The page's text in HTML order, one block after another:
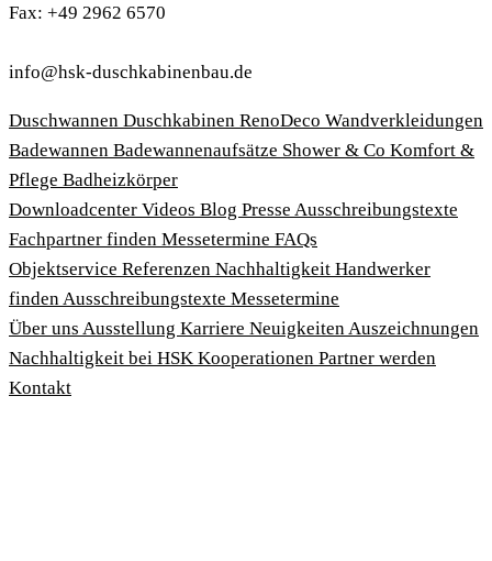
Fax: +49 2962 6570
info@hsk-duschkabinenbau.de
Duschwannen Duschkabinen RenoDeco Wandverkleidungen
Badewannen Badewannenaufsätze Shower & Co Komfort &
Pflege Badheizkörper
Download­center Videos Blog Presse Ausschreibungstexte
Fachpartner finden Messetermine FAQs
Objektservice Referenzen Nachhaltigkeit Handwerker
finden Ausschreibungstexte Messetermine
Über uns Ausstellung Karriere Neuigkeiten Auszeichnungen
Nachhaltigkeit bei HSK Kooperationen Partner werden
Kontakt